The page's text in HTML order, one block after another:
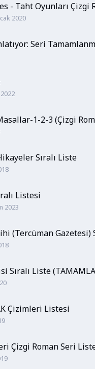
- Taht Oyunları Çizgi
2020
Seri
1-2-3 (Çizgi
Sıralı Liste
Listesi
2023
(Tercüman Gazetesi)
Sıralı Liste
Çizimleri Listesi
Çizgi Roman Seri